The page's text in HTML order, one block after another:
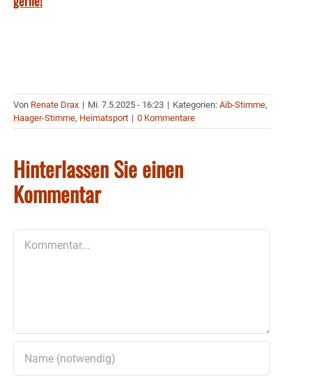
Von Renate Drax | Mi. 7.5.2025 - 16:23 | Kategorien: Aib-Stimme,
Haager-Stimme, Heimatsport | 0 Kommentare
Hinterlassen Sie einen
Kommentar